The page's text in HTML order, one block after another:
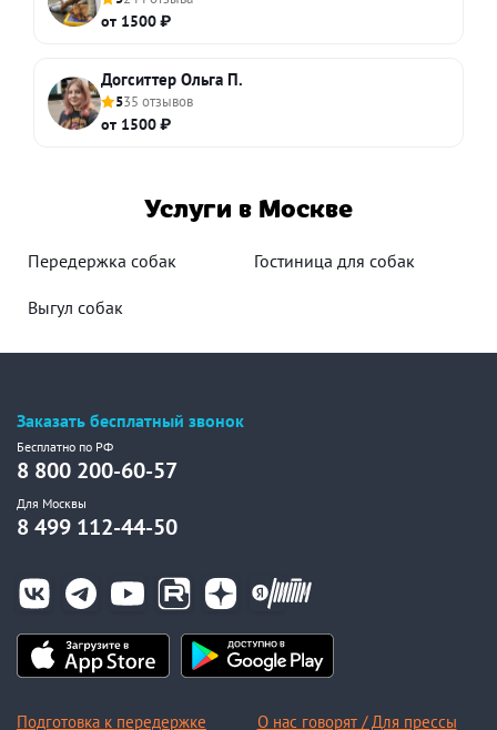
от 1500 ₽
Догситтер Ольга П.
535 отзывов
от 1500 ₽
Услуги в Москве
Передержка собак Гостиница для собак
Выгул собак
Заказать бесплатный звонок
Бесплатно по РФ
8 800 200-60-57
Для Москвы
8 499 112-44-50
Подготовка к передержке О нас говорят / Для прессы